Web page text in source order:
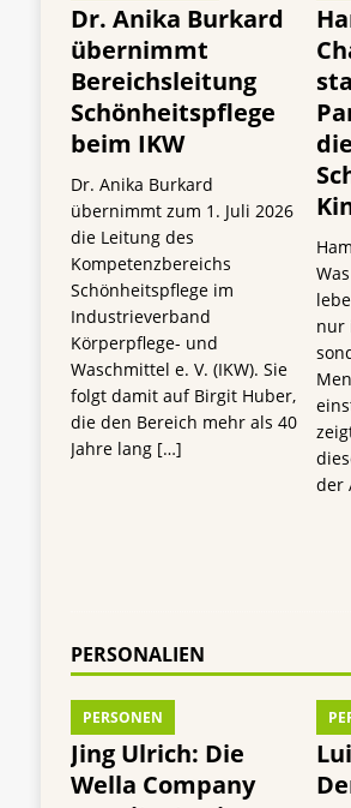
Dr. Anika Burkard
übernimmt
Bereichsleitung
Schönheitspflege
beim IKW
Dr. Anika Burkard
übernimmt zum 1. Juli 2026
die Leitung des
Kompetenzbereichs
Schönheitspflege im
Industrieverband
Körperpflege- und
Waschmittel e. V. (IKW). Sie
folgt damit auf Birgit Huber,
die den Bereich mehr als 40
Jahre lang […]
nur
der
PERSONALIEN
PERSONEN
Jing Ulrich: Die
Wella Company